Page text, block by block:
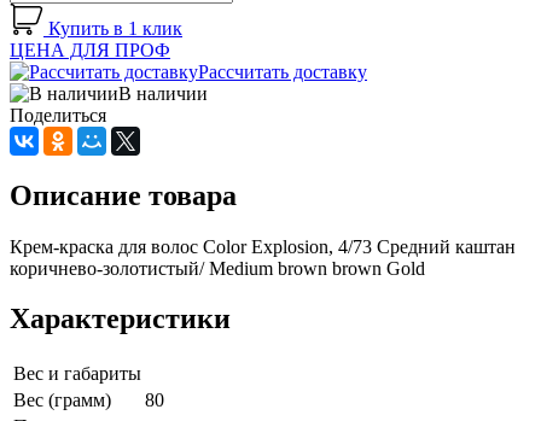
Купить в 1 клик
ЦЕНА ДЛЯ ПРОФ
Рассчитать доставку
В наличии
Поделиться
Описание товара
Крем-краска для волос Color Explosion, 4/73 Средний каштан
коричнево-золотистый/ Medium brown brown Gold
Характеристики
Вес и габариты
Вес (грамм)
80